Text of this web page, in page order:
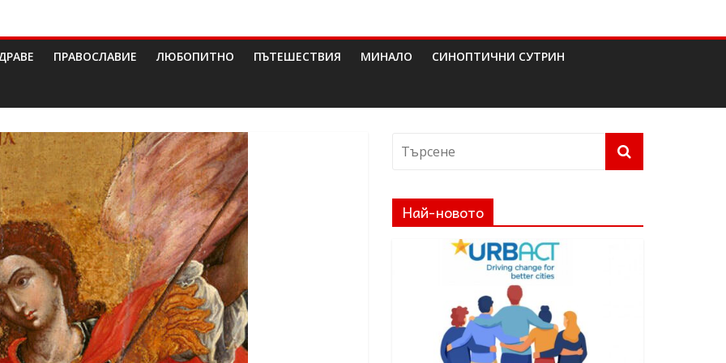
ПРАВОСЛАВИЕ ЛЮБОПИТНО ПЪТЕШЕСТВИЯ МИНАЛО СИНОПТИЧНИ СУТРИН
Най-новото